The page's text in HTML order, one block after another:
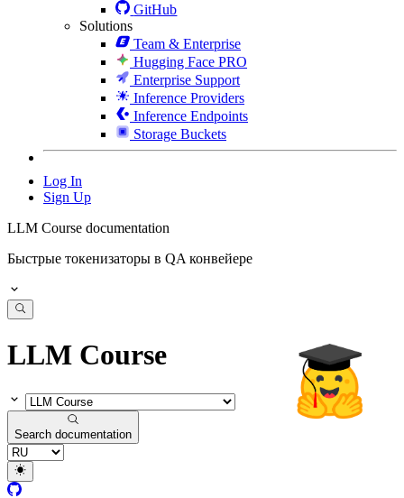
GitHub
Solutions
Team & Enterprise
Hugging Face PRO
Enterprise Support
Inference Providers
Inference Endpoints
Storage Buckets
Log In
Sign Up
LLM Course documentation
Быстрые токенизаторы в QA конвейере
LLM Course
Search documentation